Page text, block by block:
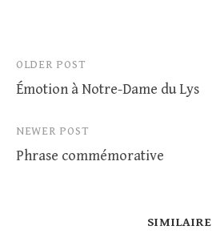
Post
navigation
OLDER POST
Émotion à Notre-Dame du Lys
NEWER POST
Phrase commémorative
SIMILAIRE